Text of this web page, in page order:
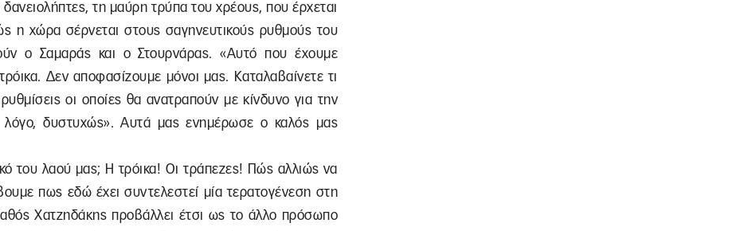
τη μαύρη τρύπα του χρέους, που έρχεται
η χώρα σέρνεται στους σαγηνευτικούς ρυθμούς του
ο Σαμαράς και ο Στουρνάρας. «Αυτό που έχουμε
Δεν αποφασίζουμε μόνοι μας. Καταλαβαίνετε τι
οι οποίες θα ανατραπούν με κίνδυνο για την
λόγο, δυστυχώς». Αυτά μας ενημέρωσε ο καλός μας
του λαού μας; Η τρόικα! Οι τράπεζες! Πώς αλλιώς να
πως εδώ έχει συντελεστεί μία τερατογένεση στη
Χατζηδάκης προβάλλει έτσι ως το άλλο πρόσωπο